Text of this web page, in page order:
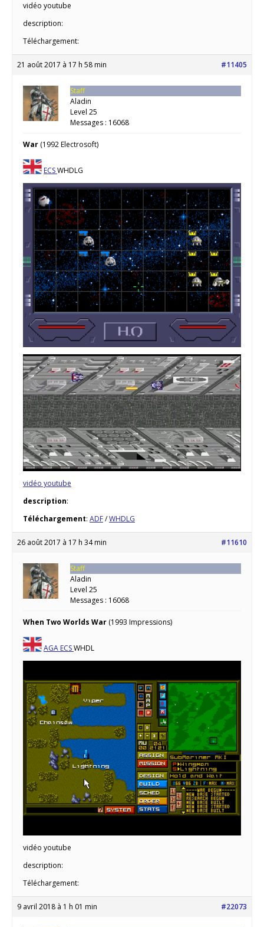
vidéo youtube
description:
Téléchargement:
21 août 2017 à 17 h 58 min #11405
Staff
Aladin
Level 25
Messages : 16068
War (1992 Electrosoft)
ECSWHDLG
vidéo youtube
description:
Téléchargement: ADF/WHDLG
26 août 2017 à 17 h 34 min #11610
Staff
Aladin
Level 25
Messages : 16068
When Two Worlds War (1993 Impressions)
AGA ECSWHDL
vidéo youtube
description:
Téléchargement:
9 avril 2018 à 1 h 01 min #22073